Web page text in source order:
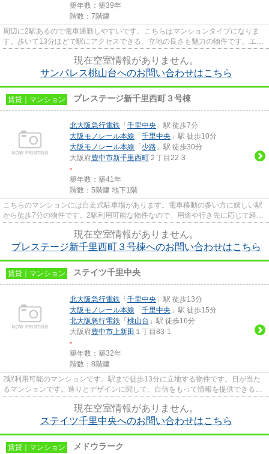
築年数：築39年
階数：7階建
周辺に2駅あるので電車通勤しやすいです。こちらはマンションタイプになりま
す。歩いて13分ほどで駅にアクセスできる、立地の良さも魅力の物件です。エレ
現在空室情報がありません。
サンパレス桃山台へのお問い合わせはこちら
賃貸｜マンション プレステージ新千里西町３号棟
北大阪急行電鉄 「 千里中央 」駅 徒歩7分
大阪モノレール本線 「 千里中央 」駅 徒歩10分
大阪モノレール本線 「 少路 」駅 徒歩30分
大阪府豊中市新千里西町 ２丁目22-3
-
築年数：築41年
階数：5階建 地下1階
こちらのマンションには自走式駐車場があります。電車移動の多い方に嬉しい駅
から徒歩7分の物件です。2駅利用可能な物件なので、用途や行き先に応じて経路
現在空室情報がありません。
プレステージ新千里西町３号棟へのお問い合わせはこちら
賃貸｜マンション ステイツ千里中央
北大阪急行電鉄 「 千里中央 」駅 徒歩13分
大阪モノレール本線 「 千里中央 」駅 徒歩15分
北大阪急行電鉄 「 桃山台 」駅 徒歩16分
大阪府豊中市上新田 １丁目83-1
-
築年数：築32年
階数：8階建
2駅利用可能のマンションです。駅まで徒歩13分に立地する物件です。日が当た
るマンションです。造りとデザインに関して、自信をもって情報を提供できるマ
現在空室情報がありません。
ステイツ千里中央へのお問い合わせはこちら
賃貸｜マンション メドウラーク